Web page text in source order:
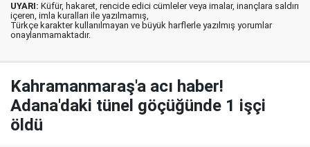
UYARI: Küfür, hakaret, rencide edici cümleler veya imalar, inançlara saldırı
içeren, imla kuralları ile yazılmamış,
Türkçe karakter kullanılmayan ve büyük harflerle yazılmış yorumlar
onaylanmamaktadır.
Kahramanmaraş'a acı haber!
Adana'daki tünel göçüğünde 1 işçi
öldü